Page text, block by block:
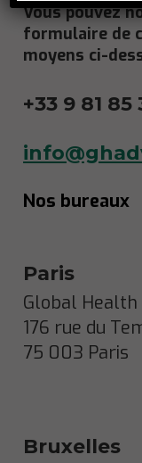
Vous pouvez
formulaire de
moyens ci-
+33 9 81 85
Nos bureaux
Paris
Global Health
176 rue du
75 003 Paris
Bruxelles